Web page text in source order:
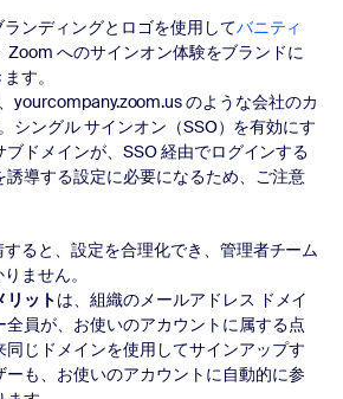
ンディングとロゴを使用してバニティ
へのサインオン体験をブランドに
す。
yourcompany.zoom.us のような会社のカ
シングル サインオン（SSO）を有効にす
ブドメインが、SSO 経由でログインする
誘導する設定に必要になるため、ご注意
すると、設定を合理化でき、管理者チーム
ません。
リットは、組織のメールアドレス ドメイ
全員が、お使いのアカウントに属する点
同じドメインを使用してサインアップす
ーも、お使いのアカウントに自動的に参